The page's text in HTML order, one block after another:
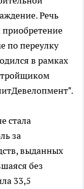
Речь
приобретение
по переулку
в рамках
стала
за
выданных
без
33,5